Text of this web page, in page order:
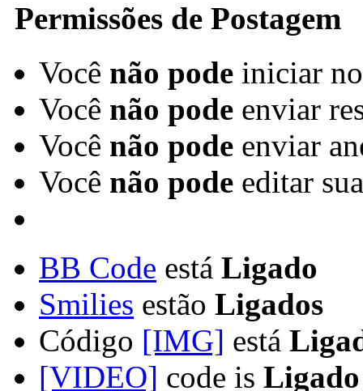
Permissões de Postagem
Você não pode iniciar
Você não pode enviar
Você não pode enviar
Você não pode editar
BB Code está Ligado
Smilies estão Ligados
Código [IMG] está
[VIDEO] code is Ligado